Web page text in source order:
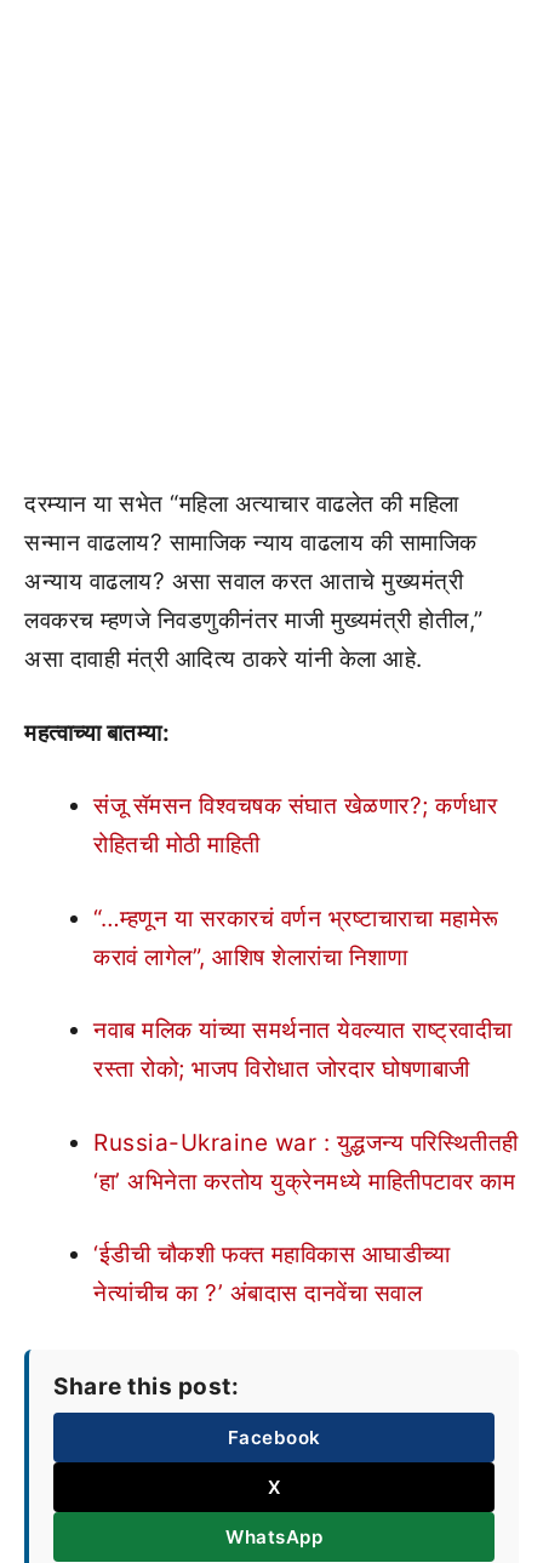
दरम्यान या सभेत “महिला अत्याचार वाढलेत की महिला
सन्मान वाढलाय? सामाजिक न्याय वाढलाय की सामाजिक
अन्याय वाढलाय? असा सवाल करत आताचे मुख्यमंत्री
लवकरच म्हणजे निवडणुकीनंतर माजी मुख्यमंत्री होतील,”
असा दावाही मंत्री आदित्य ठाकरे यांनी केला आहे.
महत्वाच्या बातम्या:
संजू सॅमसन विश्वचषक संघात खेळणार?; कर्णधार
रोहितची मोठी माहिती
“…म्हणून या सरकारचं वर्णन भ्रष्टाचाराचा महामेरू
करावं लागेल”, आशिष शेलारांचा निशाणा
नवाब मलिक यांच्या समर्थनात येवल्यात राष्ट्रवादीचा
रस्ता रोको; भाजप विरोधात जोरदार घोषणाबाजी
Russia-Ukraine war : युद्धजन्य परिस्थितीतही
‘हा’ अभिनेता करतोय युक्रेनमध्ये माहितीपटावर काम
‘ईडीची चौकशी फक्त महाविकास आघाडीच्या
नेत्यांचीच का ?’ अंबादास दानवेंचा सवाल
Share this post:
Facebook
X
WhatsApp